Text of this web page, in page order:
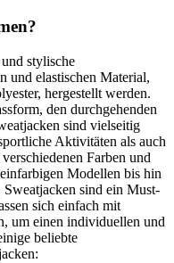
stylische
und elastischen Material,
hergestellt werden.
den durchgehenden
sind vielseitig
Aktivitäten als auch
Farben und
Modellen bis hin
sind ein Must-
sich einfach mit
um einen individuellen und
beliebte